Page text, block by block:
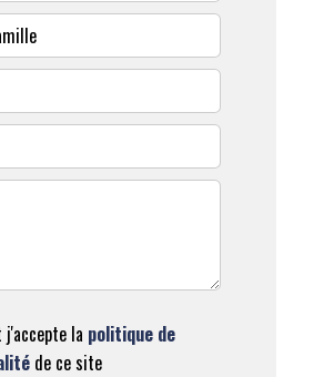
j'accepte la politique de
de ce site